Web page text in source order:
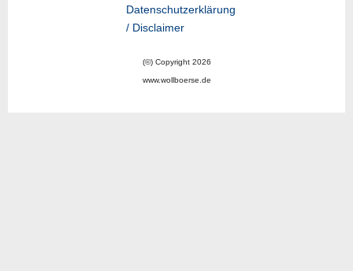
Datenschutzerklärung
/ Disclaimer
(©) Copyright 2026
www.wollboerse.de